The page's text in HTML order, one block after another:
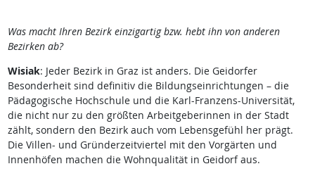
Was macht Ihren Bezirk einzigartig bzw. hebt ihn von anderen
Bezirken ab?
Wisiak: Jeder Bezirk in Graz ist anders. Die Geidorfer
Besonderheit sind definitiv die Bildungseinrichtungen – die
Pädagogische Hochschule und die Karl-Franzens-Universität,
die nicht nur zu den größten Arbeitgeberinnen in der Stadt
zählt, sondern den Bezirk auch vom Lebensgefühl her prägt.
Die Villen- und Gründerzeitviertel mit den Vorgärten und
Innenhöfen machen die Wohnqualität in Geidorf aus.